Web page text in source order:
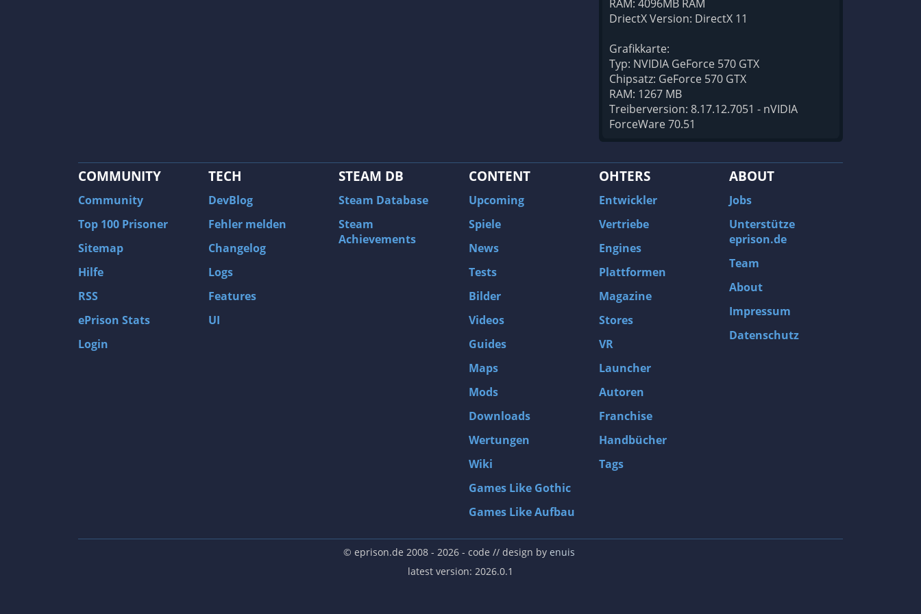
RAM: 4096MB RAM
DriectX Version: DirectX 11
Grafikkarte:
Typ: NVIDIA GeForce 570 GTX
Chipsatz: GeForce 570 GTX
RAM: 1267 MB
Treiberversion: 8.17.12.7051 - nVIDIA
ForceWare 70.51
COMMUNITY
Community
Top 100 Prisoner
Sitemap
Hilfe
RSS
ePrison Stats
Login
TECH
DevBlog
Fehler melden
Changelog
Logs
Features
UI
STEAM DB
Steam Database
Steam
Achievements
CONTENT
Upcoming
Spiele
News
Tests
Bilder
Videos
Guides
Maps
Mods
Downloads
Wertungen
Wiki
Games Like Gothic
Games Like Aufbau
OHTERS
Entwickler
Vertriebe
Engines
Plattformen
Magazine
Stores
VR
Launcher
Autoren
Franchise
Handbücher
Tags
ABOUT
Jobs
Unterstütze
eprison.de
Team
About
Impressum
Datenschutz
© eprison.de 2008 - 2026- code // design by enuis
latest version: 2026.0.1